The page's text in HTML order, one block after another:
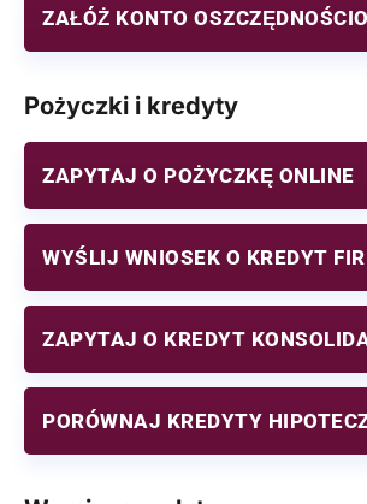
ZAŁÓŻ KONTO
Pożyczki i kredyty
ZAPYTAJ O POŻYCZKĘ ONLINE
WYŚLIJ WNIOSEK O KREDYT
ZAPYTAJ O KREDYT
PORÓWNAJ KREDYTY